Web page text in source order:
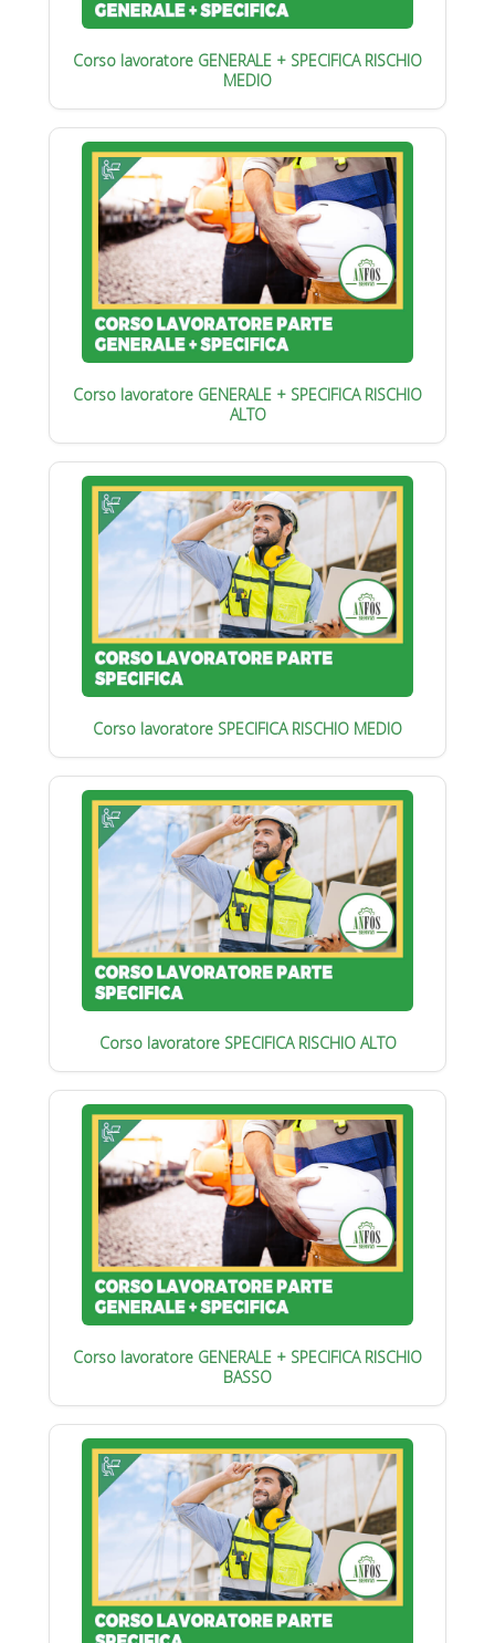
Corso lavoratore GENERALE + SPECIFICA RISCHIO
MEDIO
Corso lavoratore GENERALE + SPECIFICA RISCHIO
ALTO
Corso lavoratore SPECIFICA RISCHIO MEDIO
Corso lavoratore SPECIFICA RISCHIO ALTO
Corso lavoratore GENERALE + SPECIFICA RISCHIO
BASSO